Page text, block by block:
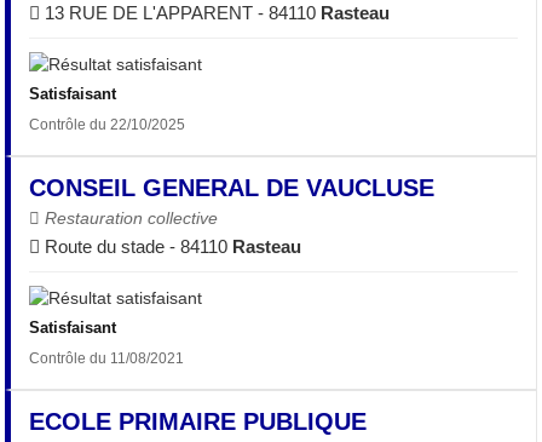
13 RUE DE L'APPARENT - 84110 Rasteau
Satisfaisant
Contrôle du 22/10/2025
CONSEIL GENERAL DE VAUCLUSE
Restauration collective
Route du stade - 84110 Rasteau
Satisfaisant
Contrôle du 11/08/2021
ECOLE PRIMAIRE PUBLIQUE